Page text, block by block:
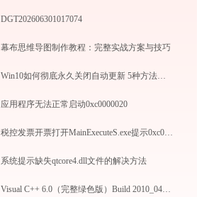
DGT202606301017074
幕布思维导图制作教程：完整实战方案与技巧
Win10如何彻底永久关闭自动更新 5种方法教你永久关闭win10自动更新
应用程序无法正常启动0xc0000020
税控发票开票打开MainExecuteS.exe提示0xc000000d错误码怎么办
系统提示缺失qtcore4.dll文件的解决方法
Visual C++ 6.0（完整绿色版）Build 2010_04_03 1.exe系统错误steam_api.dll丢失如何解决